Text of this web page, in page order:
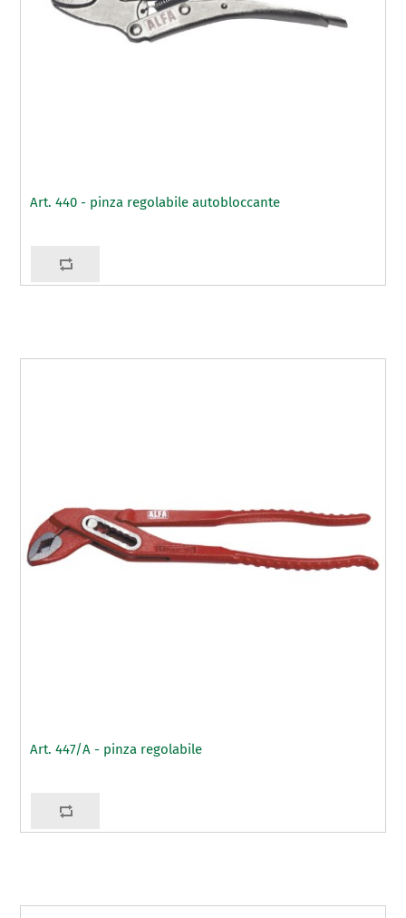
Art. 440 - pinza regolabile autobloccante
Art. 447/A - pinza regolabile